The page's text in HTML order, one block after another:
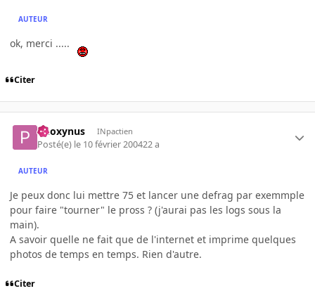
AUTEUR
ok, merci .....
Citer
Phoxynus INpactien
Posté(e) le 10 février 200422 a
AUTEUR
Je peux donc lui mettre 75 et lancer une defrag par exemmple
pour faire "tourner" le pross ? (j'aurai pas les logs sous la
main).
A savoir quelle ne fait que de l'internet et imprime quelques
photos de temps en temps. Rien d'autre.
Citer